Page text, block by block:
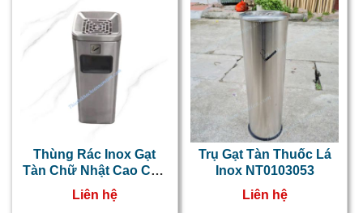
Thùng Rác Inox Gạt
Tàn Chữ Nhật Cao Cấp
NT0103073
Liên hệ
Trụ Gạt Tàn Thuốc Lá
Inox NT0103053
Liên hệ